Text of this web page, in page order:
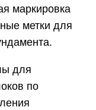
маркировка
метки для
для
по